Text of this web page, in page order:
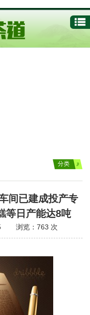
分类
间已建成投产专
等日产能达8吨
浏览： 763 次